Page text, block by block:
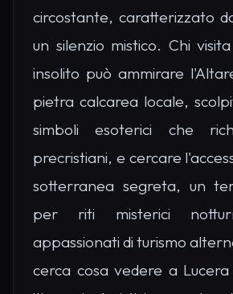
circostante, caratterizzato
un silenzio mistico. Chi
insolito può ammirare
pietra calcarea locale,
simboli esoterici che
precristiani, e cercare
sotterranea segreta, un
per riti misterici
appassionati di turismo
cerca cosa vedere a